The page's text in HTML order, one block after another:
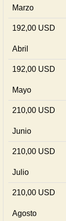
Marzo
192,00 USD
Abril
192,00 USD
Mayo
210,00 USD
Junio
210,00 USD
Julio
210,00 USD
Agosto